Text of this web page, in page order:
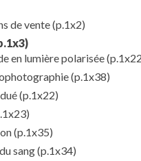
de vente(p.1x2)
en lumière polarisée
(p.1x38)
(p.1x22)
(p.1x35)
sang(p.1x34)